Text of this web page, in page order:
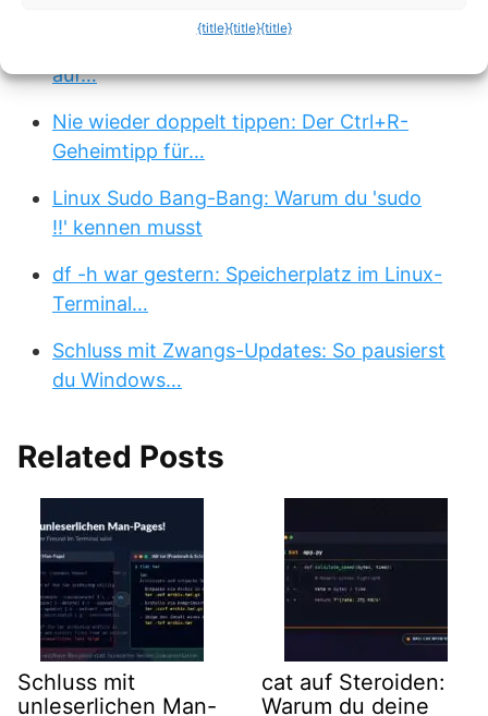
auf…
Nie wieder doppelt tippen: Der Ctrl+R-
Geheimtipp für…
Linux Sudo Bang-Bang: Warum du 'sudo
!!' kennen musst
df -h war gestern: Speicherplatz im Linux-
Terminal…
Schluss mit Zwangs-Updates: So pausierst
du Windows…
Related Posts
Schluss mit
unleserlichen Man-
cat auf Steroiden:
Warum du deine
{title}{title}{title}